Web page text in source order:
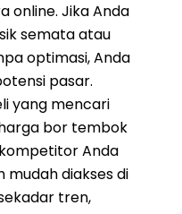
online. Jika Anda
semata atau
optimasi, Anda
pasar.
yang mencari
bor tembok
Anda
diakses di
tren,